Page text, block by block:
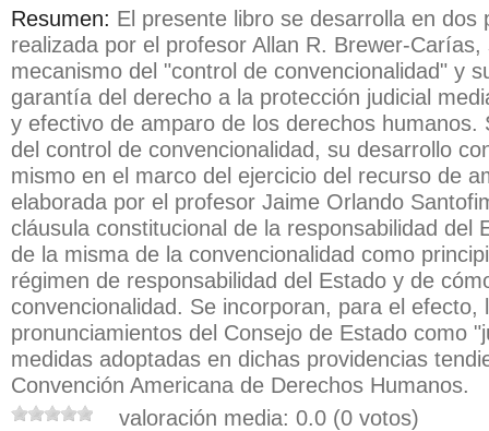
Resumen: El presente libro se desarrolla en
realizada por el profesor Allan R. Brewer-
mecanismo del "control de convencionalidad" y
garantía del derecho a la protección judicial
y efectivo de amparo de los derechos humanos.
del control de convencionalidad, su desarrollo
mismo en el marco del ejercicio del recurso de
elaborada por el profesor Jaime Orlando
cláusula constitucional de la responsabilidad del
de la misma de la convencionalidad como
régimen de responsabilidad del Estado y de
convencionalidad. Se incorporan, para el efecto,
pronunciamientos del Consejo de Estado como
medidas adoptadas en dichas providencias
Convención Americana de Derechos Humanos.
valoración media: 0.0 (0 votos)